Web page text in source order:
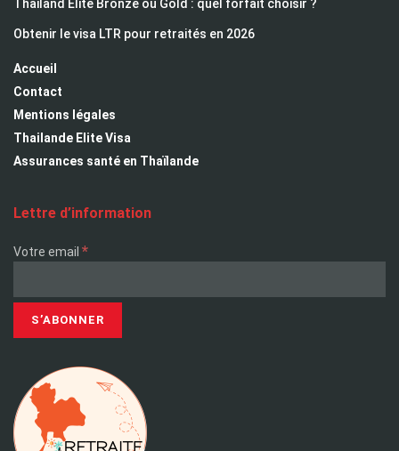
Thailand Elite Bronze ou Gold : quel forfait choisir ?
Obtenir le visa LTR pour retraités en 2026
Accueil
Contact
Mentions légales
Thailande Elite Visa
Assurances santé en Thaïlande
Lettre d’information
Votre email *